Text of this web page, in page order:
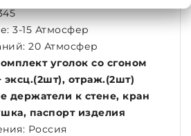
3-15 Атмосфер
20 Атмосфер
уголок со сгоном
эксц.(2шт), отраж.(2шт)
держатели к стене, кран
паспорт изделия
Россия